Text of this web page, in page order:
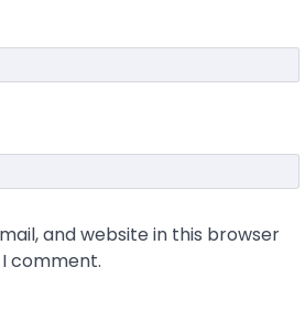
and website in this browser
comment.